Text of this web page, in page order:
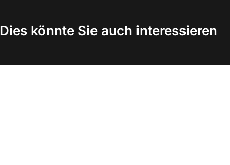
Dies könnte Sie auch interessieren